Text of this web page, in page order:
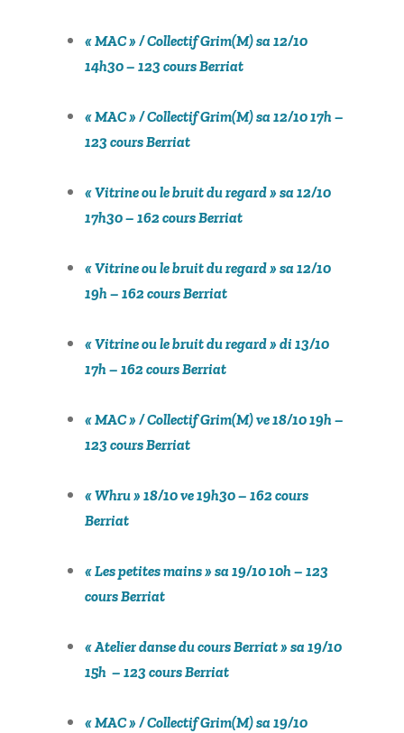
« MAC » / Collectif Grim(M) sa 12/10
14h30 – 123 cours Berriat
« MAC » / Collectif Grim(M) sa 12/10 17h –
123 cours Berriat
« Vitrine ou le bruit du regard » sa 12/10
17h30 – 162 cours Berriat
« Vitrine ou le bruit du regard » sa 12/10
19h – 162 cours Berriat
« Vitrine ou le bruit du regard » di 13/10
17h – 162 cours Berriat
« MAC » / Collectif Grim(M) ve 18/10 19h –
123 cours Berriat
« Whru » 18/10 ve 19h30 – 162 cours
Berriat
« Les petites mains » sa 19/10 10h – 123
cours Berriat
« Atelier danse du cours Berriat » sa 19/10
15h – 123 cours Berriat
« MAC » / Collectif Grim(M) sa 19/10